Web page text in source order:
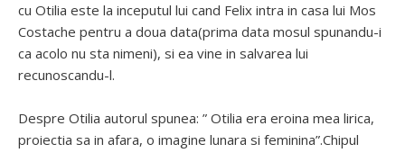
cu Otilia este la inceputul lui cand Felix intra in casa lui Mos
Costache pentru a doua data(prima data mosul spunandu-i
ca acolo nu sta nimeni), si ea vine in salvarea lui
recunoscandu-l.
Despre Otilia autorul spunea: ” Otilia era eroina mea lirica,
proiectia sa in afara, o imagine lunara si feminina”.Chipul